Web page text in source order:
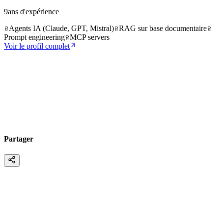
9ans d'expérience
Agents IA (Claude, GPT, Mistral) RAG sur base documentaire
Prompt engineering MCP servers
Voir le profil complet
Partager